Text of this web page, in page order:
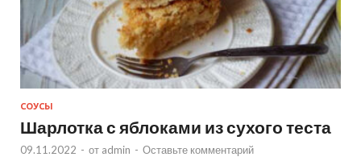
СОУСЫ
Шарлотка с яблоками из сухого теста
09.11.2022 - от admin - Оставьте комментарий